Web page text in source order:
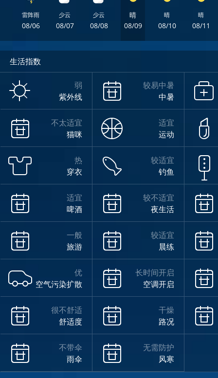
雷阵雨
08/06
少云
08/07
少云
08/08
晴
08/09
晴
08/10
晴
08/11
生活指数
弱
紫外线
较易中暑
中暑
不太适宜
猫咪
适宜
运动
热
穿衣
较适宜
钓鱼
适宜
啤酒
较不适宜
夜生活
一般
旅游
较适宜
晨练
优
空气污染扩散
长时间开启
空调开启
很不舒适
舒适度
干燥
路况
不带伞
雨伞
无需防护
风寒